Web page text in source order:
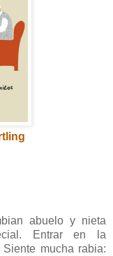
abuelo y nieta
Entrar en la
mucha rabia: